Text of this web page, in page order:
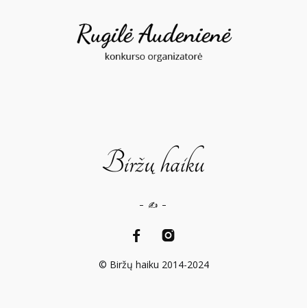
© Biržų haiku 2014-2024
– ✍️ –